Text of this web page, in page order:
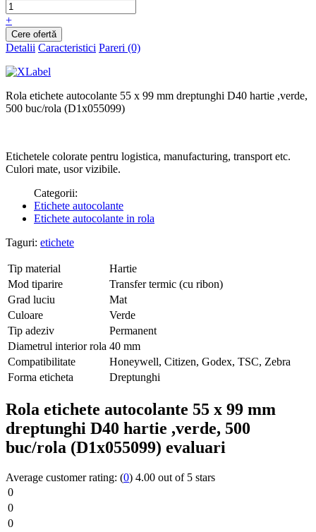
+
Detalii Caracteristici Pareri (0)
Rola etichete autocolante 55 x 99 mm dreptunghi D40 hartie ,verde,
500 buc/rola (D1x055099)
Etichetele colorate pentru logistica, manufacturing, transport etc.
Culori mate, usor vizibile.
Categorii:
Etichete autocolante
Etichete autocolante in rola
Taguri: etichete
Tip material
Hartie
Mod tiparire
Transfer termic (cu ribon)
Grad luciu
Mat
Culoare
Verde
Tip adeziv
Permanent
Diametrul interior rola 40 mm
Compatibilitate
Honeywell, Citizen, Godex, TSC, Zebra
Forma eticheta
Dreptunghi
Rola etichete autocolante 55 x 99 mm
dreptunghi D40 hartie ,verde, 500
buc/rola (D1x055099) evaluari
Average customer rating: (0) 4.00 out of 5 stars
0
0
0